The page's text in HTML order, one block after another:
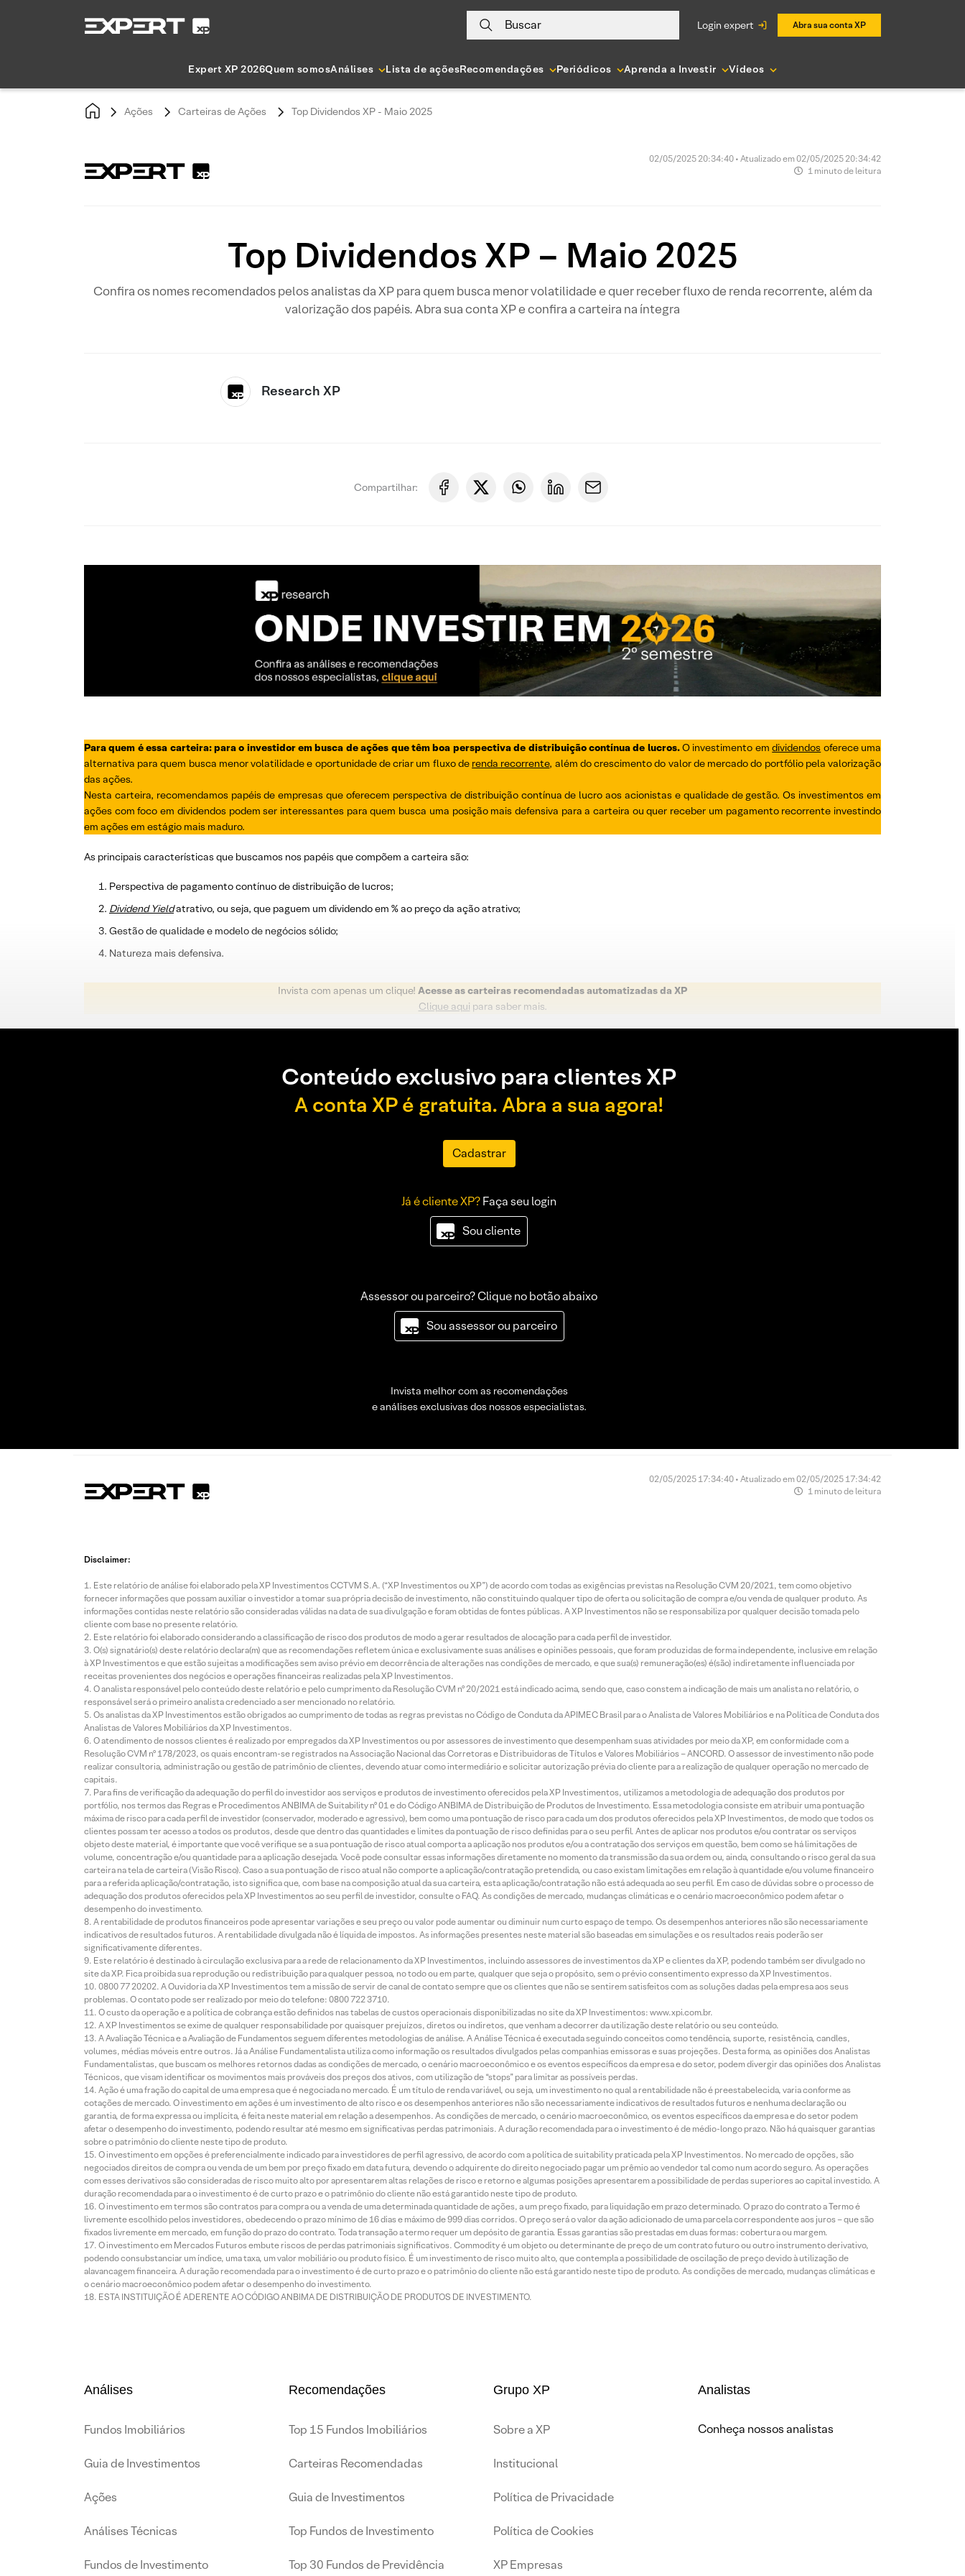
Buscar login expert Abra sua conta XP
Expert XP 2026Quem somosAnálises Lista de açõesRecomendações Periódicos Aprenda a Investir Vídeos
Ações Carteiras de Ações Top Dividendos XP - Maio 2025
02/05/2025 20:34:40 • Atualizado em 02/05/2025 20:34:42
1 minuto de leitura
Top Dividendos XP – Maio 2025
Confira os nomes recomendados pelos analistas da XP para quem busca menor volatilidade e quer receber fluxo de renda recorrente, além da
valorização dos papéis. Abra sua conta XP e confira a carteira na íntegra
Research XP
Compartilhar:
Para quem é essa carteira: para o investidor em busca de ações que têm boa perspectiva de distribuição contínua de lucros.O investimento emdividendos oferece uma
alternativa para quem busca menor volatilidade e oportunidade de criar um fluxo de renda recorrente, além do crescimento do valor de mercado do portfólio pela valorização
das ações.
Nesta carteira, recomendamos papéis de empresas que oferecem perspectiva de distribuição contínua de lucro aos acionistas e qualidade de gestão. Os investimentos em
ações com foco em dividendos podem ser interessantes para quem busca uma posição mais defensiva para a carteira ou quer receber um pagamento recorrente investindo
em ações em estágio mais maduro.
As principais características que buscamos nos papéis que compõem a carteira são:
Perspectiva de pagamento contínuo de distribuição de lucros;
Dividend Yieldatrativo, ou seja, que paguem um dividendo em % ao preço da ação atrativo;
Gestão de qualidade e modelo de negócios sólido;
Natureza mais defensiva.
Invista com apenas um clique! Acesse as carteiras recomendadas automatizadas da XP
Clique aqui para saber mais.
Conteúdo exclusivo para clientes XP
A conta XP é gratuita. Abra a sua agora!
Cadastrar
Já é cliente XP?Faça seu login
Sou cliente
Assessor ou parceiro? Clique no botão abaixo
Sou assessor ou parceiro
Invista melhor com as recomendações
e análises exclusivas dos nossos especialistas.
02/05/2025 17:34:40 • Atualizado em 02/05/2025 17:34:42
1 minuto de leitura
Disclaimer:
Este relatório de análise foi elaborado pela XP Investimentos CCTVM S.A. (“XP Investimentos ou XP”) de acordo com todas as exigências previstas na Resolução CVM 20/2021, tem como objetivo
fornecer informações que possam auxiliar o investidor a tomar sua própria decisão de investimento, não constituindo qualquer tipo de oferta ou solicitação de compra e/ou venda de qualquer produto. As
informações contidas neste relatório são consideradas válidas na data de sua divulgação e foram obtidas de fontes públicas. A XP Investimentos não se responsabiliza por qualquer decisão tomada pelo
cliente com base no presente relatório.
Este relatório foi elaborado considerando a classificação de risco dos produtos de modo a gerar resultados de alocação para cada perfil de investidor.
O(s) signatário(s) deste relatório declara(m) que as recomendações refletem única e exclusivamente suas análises e opiniões pessoais, que foram produzidas de forma independente, inclusive em relação
à XP Investimentos e que estão sujeitas a modificações sem aviso prévio em decorrência de alterações nas condições de mercado, e que sua(s) remuneração(es) é(são) indiretamente influenciada por
receitas provenientes dos negócios e operações financeiras realizadas pela XP Investimentos.
O analista responsável pelo conteúdo deste relatório e pelo cumprimento da Resolução CVM nº 20/2021 está indicado acima, sendo que, caso constem a indicação de mais um analista no relatório, o
responsável será o primeiro analista credenciado a ser mencionado no relatório.
Os analistas da XP Investimentos estão obrigados ao cumprimento de todas as regras previstas no Código de Conduta da APIMEC Brasil para o Analista de Valores Mobiliários e na Política de Conduta dos
Analistas de Valores Mobiliários da XP Investimentos.
O atendimento de nossos clientes é realizado por empregados da XP Investimentos ou por assessores de investimento que desempenham suas atividades por meio da XP, em conformidade com a
Resolução CVM nº 178/2023, os quais encontram-se registrados na Associação Nacional das Corretoras e Distribuidoras de Títulos e Valores Mobiliários – ANCORD. O assessor de investimento não pode
realizar consultoria, administração ou gestão de patrimônio de clientes, devendo atuar como intermediário e solicitar autorização prévia do cliente para a realização de qualquer operação no mercado de
capitais.
Para fins de verificação da adequação do perfil do investidor aos serviços e produtos de investimento oferecidos pela XP Investimentos, utilizamos a metodologia de adequação dos produtos por
portfólio, nos termos das Regras e Procedimentos ANBIMA de Suitability nº 01 e do Código ANBIMA de Distribuição de Produtos de Investimento. Essa metodologia consiste em atribuir uma pontuação
máxima de risco para cada perfil de investidor (conservador, moderado e agressivo), bem como uma pontuação de risco para cada um dos produtos oferecidos pela XP Investimentos, de modo que todos os
clientes possam ter acesso a todos os produtos, desde que dentro das quantidades e limites da pontuação de risco definidas para o seu perfil. Antes de aplicar nos produtos e/ou contratar os serviços
objeto deste material, é importante que você verifique se a sua pontuação de risco atual comporta a aplicação nos produtos e/ou a contratação dos serviços em questão, bem como se há limitações de
volume, concentração e/ou quantidade para a aplicação desejada. Você pode consultar essas informações diretamente no momento da transmissão da sua ordem ou, ainda, consultando o risco geral da sua
carteira na tela de carteira (Visão Risco). Caso a sua pontuação de risco atual não comporte a aplicação/contratação pretendida, ou caso existam limitações em relação à quantidade e/ou volume financeiro
para a referida aplicação/contratação, isto significa que, com base na composição atual da sua carteira, esta aplicação/contratação não está adequada ao seu perfil. Em caso de dúvidas sobre o processo de
adequação dos produtos oferecidos pela XP Investimentos ao seu perfil de investidor, consulte o FAQ. As condições de mercado, mudanças climáticas e o cenário macroeconômico podem afetar o
desempenho do investimento.
A rentabilidade de produtos financeiros pode apresentar variações e seu preço ou valor pode aumentar ou diminuir num curto espaço de tempo. Os desempenhos anteriores não são necessariamente
indicativos de resultados futuros. A rentabilidade divulgada não é líquida de impostos. As informações presentes neste material são baseadas em simulações e os resultados reais poderão ser
significativamente diferentes.
Este relatório é destinado à circulação exclusiva para a rede de relacionamento da XP Investimentos, incluindo assessores de investimentos da XP e clientes da XP, podendo também ser divulgado no
site da XP. Fica proibida sua reprodução ou redistribuição para qualquer pessoa, no todo ou em parte, qualquer que seja o propósito, sem o prévio consentimento expresso da XP Investimentos.
0800 77 20202. A Ouvidoria da XP Investimentos tem a missão de servir de canal de contato sempre que os clientes que não se sentirem satisfeitos com as soluções dadas pela empresa aos seus
problemas. O contato pode ser realizado por meio do telefone: 0800 722 3710.
O custo da operação e a política de cobrança estão definidos nas tabelas de custos operacionais disponibilizadas no site da XP Investimentos: www.xpi.com.br.
A XP Investimentos se exime de qualquer responsabilidade por quaisquer prejuízos, diretos ou indiretos, que venham a decorrer da utilização deste relatório ou seu conteúdo.
A Avaliação Técnica e a Avaliação de Fundamentos seguem diferentes metodologias de análise. A Análise Técnica é executada seguindo conceitos como tendência, suporte, resistência, candles,
volumes, médias móveis entre outros. Já a Análise Fundamentalista utiliza como informação os resultados divulgados pelas companhias emissoras e suas projeções. Desta forma, as opiniões dos Analistas
Fundamentalistas, que buscam os melhores retornos dadas as condições de mercado, o cenário macroeconômico e os eventos específicos da empresa e do setor, podem divergir das opiniões dos Analistas
Técnicos, que visam identificar os movimentos mais prováveis dos preços dos ativos, com utilização de “stops” para limitar as possíveis perdas.
Ação é uma fração do capital de uma empresa que é negociada no mercado. É um título de renda variável, ou seja, um investimento no qual a rentabilidade não é preestabelecida, varia conforme as
cotações de mercado. O investimento em ações é um investimento de alto risco e os desempenhos anteriores não são necessariamente indicativos de resultados futuros e nenhuma declaração ou
garantia, de forma expressa ou implícita, é feita neste material em relação a desempenhos. As condições de mercado, o cenário macroeconômico, os eventos específicos da empresa e do setor podem
afetar o desempenho do investimento, podendo resultar até mesmo em significativas perdas patrimoniais. A duração recomendada para o investimento é de médio-longo prazo. Não há quaisquer garantias
sobre o patrimônio do cliente neste tipo de produto.
O investimento em opções é preferencialmente indicado para investidores de perfil agressivo, de acordo com a política de suitability praticada pela XP Investimentos. No mercado de opções, são
negociados direitos de compra ou venda de um bem por preço fixado em data futura, devendo o adquirente do direito negociado pagar um prêmio ao vendedor tal como num acordo seguro. As operações
com esses derivativos são consideradas de risco muito alto por apresentarem altas relações de risco e retorno e algumas posições apresentarem a possibilidade de perdas superiores ao capital investido. A
duração recomendada para o investimento é de curto prazo e o patrimônio do cliente não está garantido neste tipo de produto.
O investimento em termos são contratos para compra ou a venda de uma determinada quantidade de ações, a um preço fixado, para liquidação em prazo determinado. O prazo do contrato a Termo é
livremente escolhido pelos investidores, obedecendo o prazo mínimo de 16 dias e máximo de 999 dias corridos. O preço será o valor da ação adicionado de uma parcela correspondente aos juros – que são
fixados livremente em mercado, em função do prazo do contrato. Toda transação a termo requer um depósito de garantia. Essas garantias são prestadas em duas formas: cobertura ou margem.
O investimento em Mercados Futuros embute riscos de perdas patrimoniais significativos. Commodity é um objeto ou determinante de preço de um contrato futuro ou outro instrumento derivativo,
podendo consubstanciar um índice, uma taxa, um valor mobiliário ou produto físico. É um investimento de risco muito alto, que contempla a possibilidade de oscilação de preço devido à utilização de
alavancagem financeira. A duração recomendada para o investimento é de curto prazo e o patrimônio do cliente não está garantido neste tipo de produto. As condições de mercado, mudanças climáticas e
o cenário macroeconômico podem afetar o desempenho do investimento.
ESTA INSTITUIÇÃO É ADERENTE AO CÓDIGO ANBIMA DE DISTRIBUIÇÃO DE PRODUTOS DE INVESTIMENTO.
Análises
Fundos Imobiliários
Guia de Investimentos
Ações
Análises Técnicas
Fundos de Investimento
Recomendações
Top 15 Fundos Imobiliários
Carteiras Recomendadas
Guia de Investimentos
Top Fundos de Investimento
Top 30 Fundos de Previdência
Grupo XP
Sobre a XP
Institucional
Política de Privacidade
Política de Cookies
XP Empresas
Analistas
Conheça nossos analistas